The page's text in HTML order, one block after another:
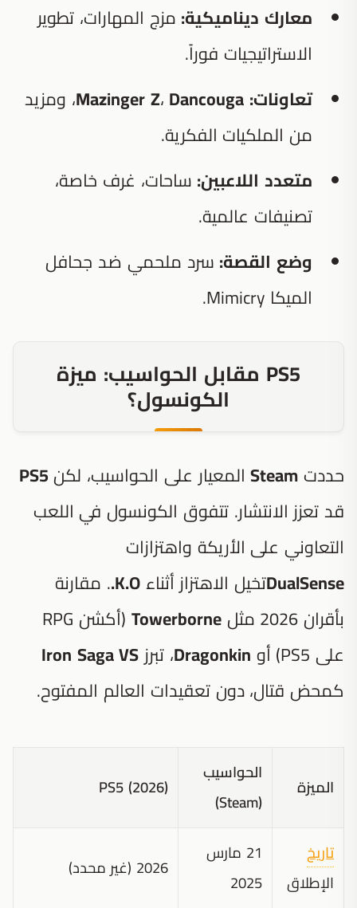
معارك ديناميكية: مزج المهارات، تطوير
الاستراتيجيات فوراً.
تعاونات:
Mazinger Z، Dancouga
، ومزيد
من الملكيات الفكرية.
متعدد اللاعبين: ساحات، غرف خاصة،
تصنيفات عالمية.
وضع القصة: سرد ملحمي ضد جحافل
الميكا Mimicry.
PS5 مقابل الحواسيب: ميزة
الكونسول؟
حددتSteamالمعيار على الحواسيب، لكنPS5
قد تعزز الانتشار. تتفوق الكونسول في اللعب
التعاوني على الأريكة واهتزازات
DualSenseتخيل الاهتزاز أثناءK.O.. مقارنة
بأقران 2026 مثل
Towerborne
(أكشن RPG
على PS5) أو
Dragonkin، تبرز Iron Saga VS
كمحض قتال، دون تعقيدات العالم المفتوح.
الميزة
الحواسيب
(Steam)
PS5 (2026)
تاريخ
الإطلاق
21 مارس
2025
2026 (غير محدد)